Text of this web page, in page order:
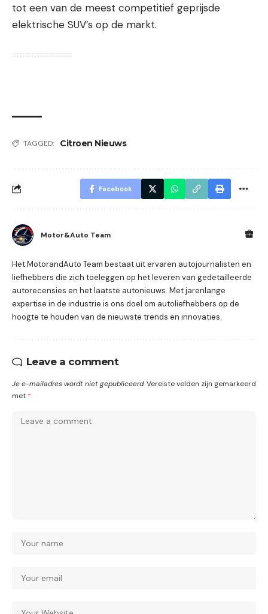
tot een van de meest competitief geprijsde
elektrische SUV’s op de markt.
TAGGED: Citroen Nieuws
Facebook
Motor&Auto Team
Het MotorandAuto Team bestaat uit ervaren autojournalisten en
liefhebbers die zich toeleggen op het leveren van gedetailleerde
autorecensies en het laatste autonieuws. Met jarenlange
expertise in de industrie is ons doel om autoliefhebbers op de
hoogte te houden van de nieuwste trends en innovaties.
Leave a comment
Je e-mailadres wordt niet gepubliceerd.Vereiste velden zijn gemarkeerd
met *